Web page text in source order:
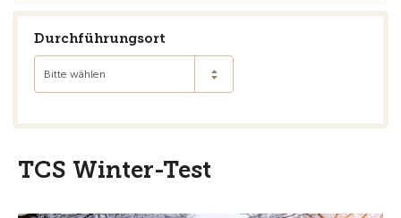
Durchführungsort
Bitte wählen
TCS Winter-Test